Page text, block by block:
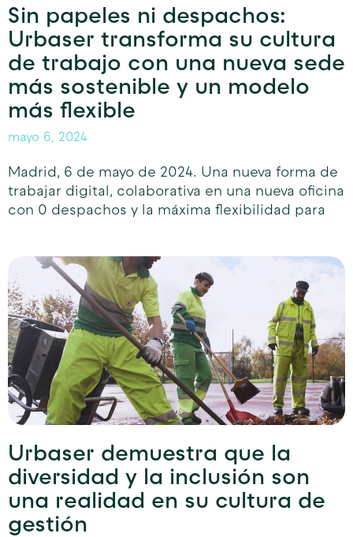
Sin papeles ni despachos:
Urbaser transforma su cultura
de trabajo con una nueva sede
más sostenible y un modelo
más flexible
mayo 6, 2024
Madrid, 6 de mayo de 2024. Una nueva forma de
trabajar digital, colaborativa en una nueva oficina
con 0 despachos y la máxima flexibilidad para
Urbaser demuestra que la
diversidad y la inclusión son
una realidad en su cultura de
gestión